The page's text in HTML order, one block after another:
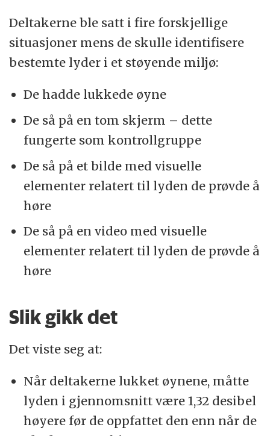
Deltakerne ble satt i fire forskjellige
situasjoner mens de skulle identifisere
bestemte lyder i et støyende miljø:
De hadde lukkede øyne
De så på en tom skjerm – dette
fungerte som kontrollgruppe
De så på et bilde med visuelle
elementer relatert til lyden de prøvde å
høre
De så på en video med visuelle
elementer relatert til lyden de prøvde å
høre
Slik gikk det
Det viste seg at:
Når deltakerne lukket øynene, måtte
lyden i gjennomsnitt være 1,32 desibel
høyere før de oppfattet den enn når de